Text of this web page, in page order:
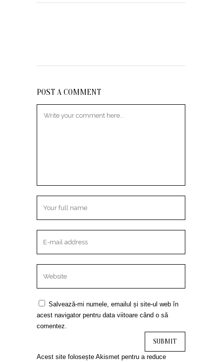
POST A COMMENT
Salvează-mi numele, emailul și site-ul web în
acest navigator pentru data viitoare când o să
comentez.
Acest site folosește Akismet pentru a reduce